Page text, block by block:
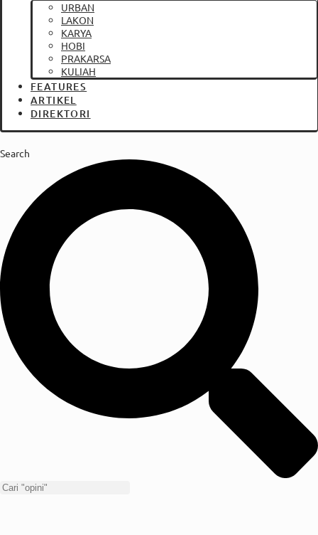
URBAN
LAKON
KARYA
HOBI
PRAKARSA
KULIAH
FEATURES
ARTIKEL
DIREKTORI
Search